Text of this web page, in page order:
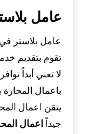
عامل
عامل بلاستر
تقوم بتقديم
لا تعني أبداً
باعمال
يتقن اعمال
جيداً
اعمال